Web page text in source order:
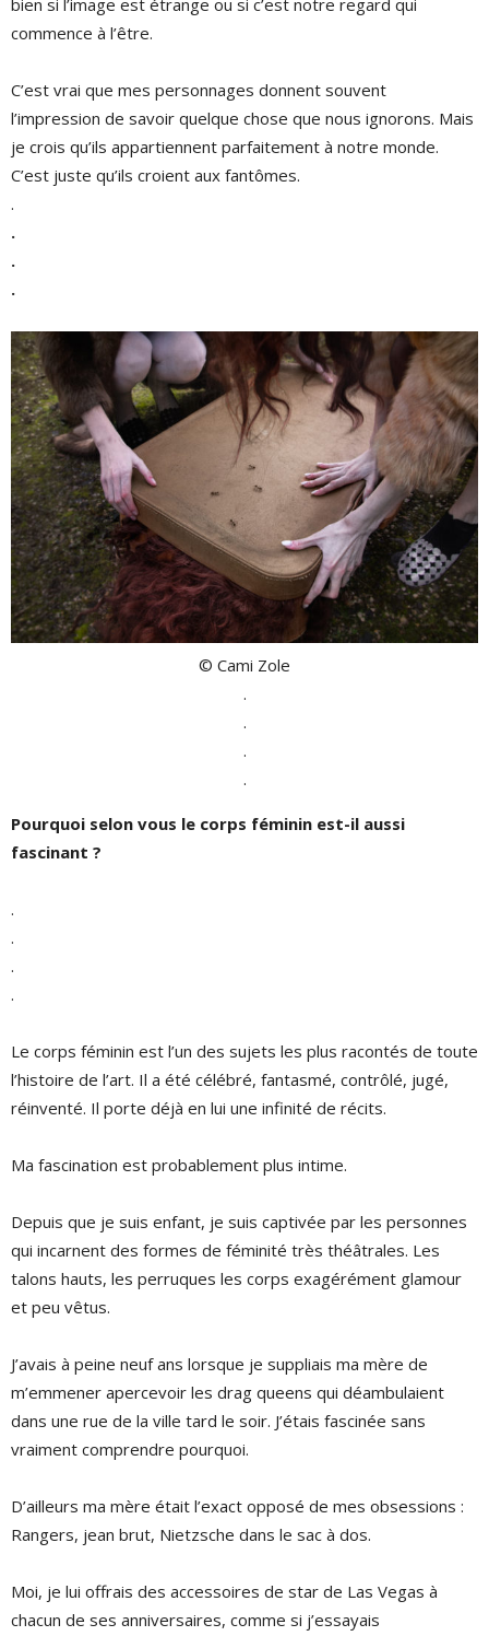
commence à l’être.
C’est vrai que mes personnages donnent souvent
l’impression de savoir quelque chose que nous ignorons. Mais
je crois qu’ils appartiennent parfaitement à notre monde.
C’est juste qu’ils croient aux fantômes.
.
.
.
.
© Cami Zole
.
.
.
.
Pourquoi selon vous le corps féminin est-il aussi
fascinant ?
.
.
.
.
Le corps féminin est l’un des sujets les plus racontés de toute
l’histoire de l’art. Il a été célébré, fantasmé, contrôlé, jugé,
réinventé. Il porte déjà en lui une infinité de récits.
Ma fascination est probablement plus intime.
Depuis que je suis enfant, je suis captivée par les personnes
qui incarnent des formes de féminité très théâtrales. Les
talons hauts, les perruques les corps exagérément glamour
et peu vêtus.
J’avais à peine neuf ans lorsque je suppliais ma mère de
m’emmener apercevoir les drag queens qui déambulaient
dans une rue de la ville tard le soir. J’étais fascinée sans
vraiment comprendre pourquoi.
D’ailleurs ma mère était l’exact opposé de mes obsessions :
Rangers, jean brut, Nietzsche dans le sac à dos.
Moi, je lui offrais des accessoires de star de Las Vegas à
chacun de ses anniversaires, comme si j’essayais